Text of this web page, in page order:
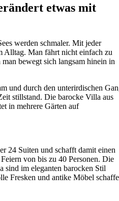
etwas mit
werden schmaler. Mit jeder
Alltag. Man fährt nicht einfach zu
bewegt sich langsam hinein in
und durch den unterirdischen
stillstand. Die barocke Villa aus
in mehrere Gärten auf
24 Suiten und schafft damit einen
von bis zu 40 Personen. Die
sind im eleganten barocken Stil
Fresken und antike Möbel